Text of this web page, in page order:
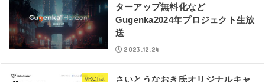
ターアップ無料化など
Gugenka2024年プロジェクト生放
送
2023.12.24
VRChat
さいとうなおき氏オリジナルキャ